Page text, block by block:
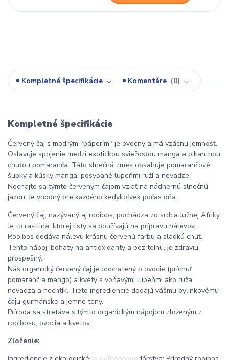
Kompletné špecifikácie Komentáre 0
Kompletné špecifikácie
Červený čaj s modrým "páperím" je ovocný a má vzácnu jemnosť.
Oslavuje spojenie medzi exotickou sviežosťou manga a pikantnou
chuťou pomaranča. Táto slnečná zmes obsahuje pomarančové
šupky a kúsky manga, posypané lupeňmi ruží a nevädze.
Nechajte sa týmto červeným čajom vziať na nádhernú slnečnú
jazdu. Je vhodný pre každého kedykoľvek počas dňa.
Červený čaj, nazývaný aj rooibos, pochádza zo srdca Južnej Afriky.
Je to rastlina, ktorej listy sa používajú na prípravu nálevov.
Rooibos dodáva nálevu krásnu červenú farbu a sladkú chuť.
Tento nápoj, bohatý na antioxidanty a bez teínu, je zdraviu
prospešný.
Náš organický červený čaj je obohatený o ovocie (príchuť
pomaranč a mango) a kvety s voňavými lupeňmi ako ruža,
nevädza a nechtík. Tieto ingrediencie dodajú vášmu bylinkovému
čaju gurmánske a jemné tóny.
Príroda sa stretáva s týmto organickým nápojom zloženým z
rooibosu, ovocia a kvetov.
Zloženie: